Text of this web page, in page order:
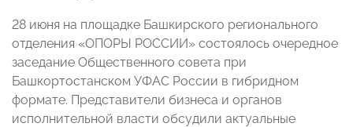
28 июня на площадке Башкирского регионального
отделения «ОПОРЫ РОССИИ» состоялось очередное
заседание Общественного совета при
Башкортостанском УФАС России в гибридном
формате. Представители бизнеса и органов
исполнительной власти обсудили актуальные